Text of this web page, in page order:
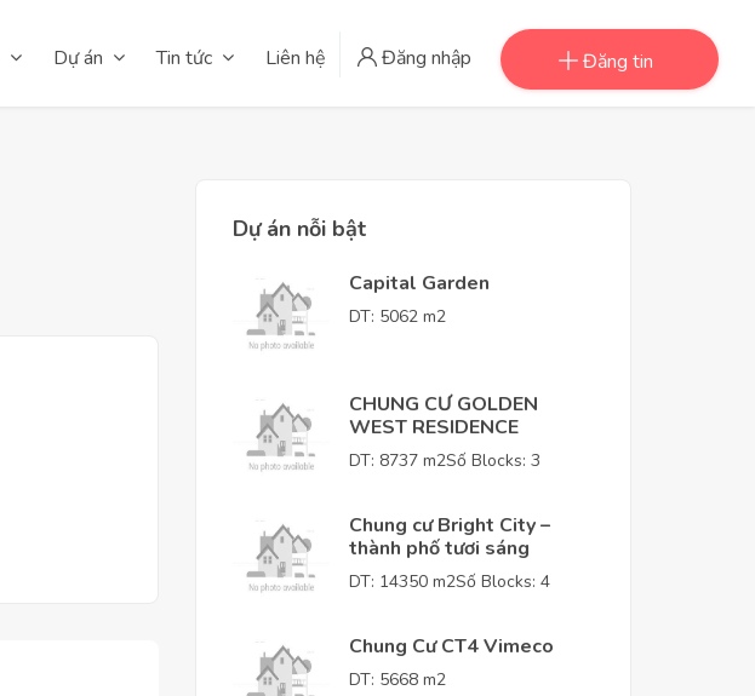
Dự án Tin tức Liên hệ Đăng nhập Đăng tin
Dự án nỗi bật
Capital Garden
DT: 5062 m2
CHUNG CƯ GOLDEN
WEST RESIDENCE
DT: 8737 m2Số Blocks: 3
Chung cư Bright City –
thành phố tươi sáng
DT: 14350 m2Số Blocks: 4
Chung Cư CT4 Vimeco
DT: 5668 m2